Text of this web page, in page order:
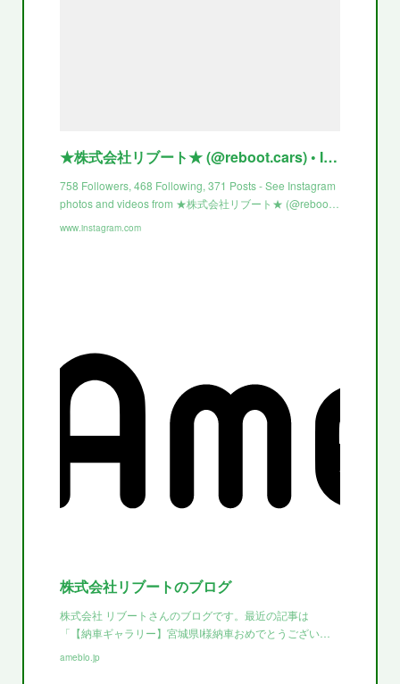
★株式会社リブート★ (@reboot.cars) • Instagram photos and videos
758 Followers, 468 Following, 371 Posts - See Instagram
photos and videos from ★株式会社リブート★ (@reboo…
www.instagram.com
株式会社リブートのブログ
株式会社 リブートさんのブログです。最近の記事は
「【納車ギャラリー】宮城県I様納車おめでとうござい…
ameblo.jp